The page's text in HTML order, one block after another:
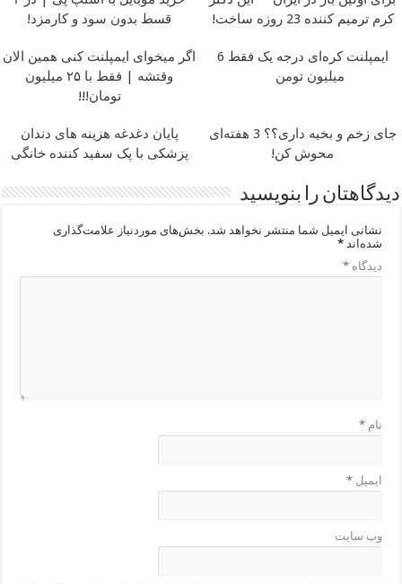
کرم ترمیم کننده 23 روزه ساخت!
قسط بدون سود و کارمزد!
ایمپلنت کره‌ای درجه یک فقط 6
میلیون تومن
اگر میخوای ایمپلنت کنی همین الان
وقتشه | فقط با ۲۵ میلیون
تومان!!!
جای زخم و بخیه داری؟؟ 3 هفته‌ای
محوش کن!
پایان دغدغه هزینه های دندان
پزشکی با پک سفید کننده خانگی
دیدگاهتان را بنویسید
نشانی ایمیل شما منتشر نخواهد شد. بخش‌های موردنیاز علامت‌گذاری
شده‌اند*
دیدگاه*
نام*
ایمیل*
وب‌ سایت